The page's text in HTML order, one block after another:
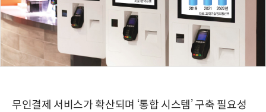
무인결제 서비스가 확산되며 ‘통합 시스템’ 구축 필요성